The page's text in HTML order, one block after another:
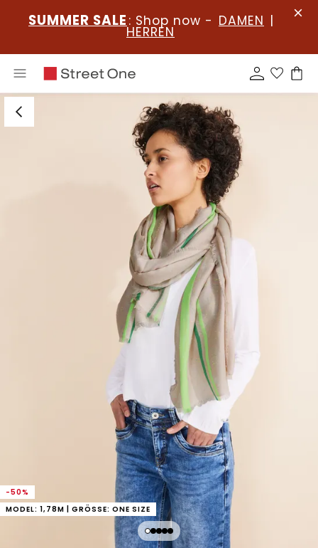
SUMMER SALE : Shop now - DAMEN |
HERREN
-50%
MODEL: 1,78M | GRÖSSE: ONE SIZE